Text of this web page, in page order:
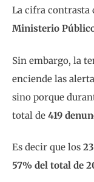
La cifra contrasta
Ministerio
Sin embargo, la
enciende las
sino porque
total de 419
Es decir que los
57% del total de